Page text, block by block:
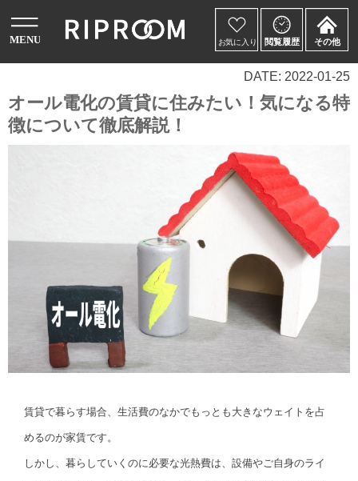
DATE: 2022-01-25
オール電化の賃貸に住みたい！気になる特
徴について徹底解説！
賃貸で暮らす場合、生活費のなかでもっとも大きなウェイトを占
めるのが家賃です。
しかし、暮らしていくのに必要な光熱費は、設備やご自身のライ